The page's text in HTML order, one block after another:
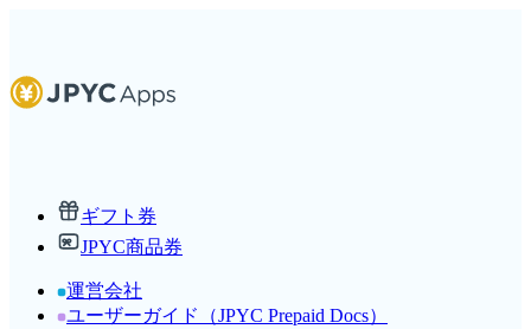
ギフト券
JPYC商品券
運営会社
ユーザーガイド（JPYC Prepaid Docs）